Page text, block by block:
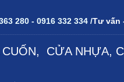
280 - 0916 332 334 /Tư vấn
, CỬA NHỰA,